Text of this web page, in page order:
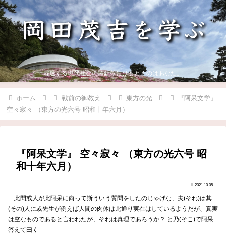
混迷する現代社会の羅針盤にひもとくのはあなた。
ホーム 戦前の御教え 東方の光
『阿呆文学』
空々寂々 （東方の光六号 昭和十年六月）
『阿呆文学』 空々寂々 （東方の光六号 昭
和十年六月）
2021.10.05
此間或人が此阿呆に向って斯ういう質問をしたのじゃげな、夫(それ)は其
(その)人に或先生が例えば人間の肉体は此通り実在はしているようだが、真実
は空なものであると言われたが、それは真理であろうか？ と乃(そこ)で阿呆
答えて曰く